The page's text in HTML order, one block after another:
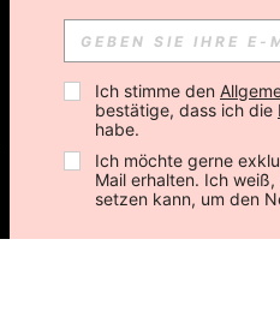
Ich stimme den
bestätige, dass ich die
habe.
Ich möchte gerne
Mail erhalten. Ich
setzen kann, um den